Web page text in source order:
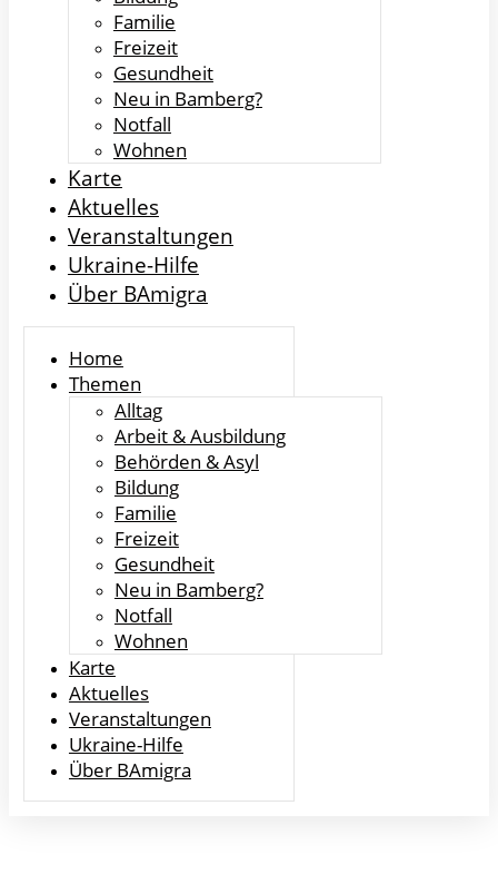
Familie
Freizeit
Gesundheit
Neu in Bamberg?
Notfall
Wohnen
Karte
Aktuelles
Veranstaltungen
Ukraine-Hilfe
Über BAmigra
Home
Themen
Alltag
Arbeit & Ausbildung
Behörden & Asyl
Bildung
Familie
Freizeit
Gesundheit
Neu in Bamberg?
Notfall
Wohnen
Karte
Aktuelles
Veranstaltungen
Ukraine-Hilfe
Über BAmigra